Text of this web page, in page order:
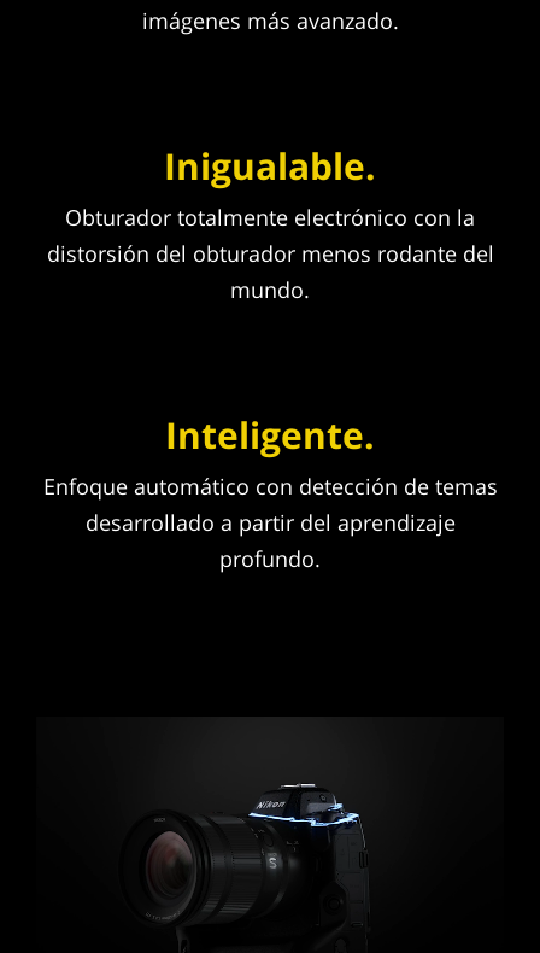
imágenes más avanzado.
Inigualable.
Obturador totalmente electrónico con la
distorsión del obturador menos rodante del
mundo.
Inteligente.
Enfoque automático con detección de temas
desarrollado a partir del aprendizaje
profundo.